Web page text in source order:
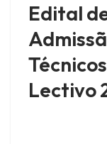
Edital
Lectivo